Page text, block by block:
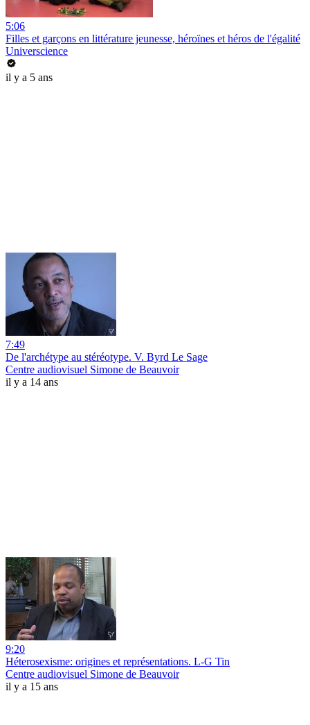
5:06
Filles et garçons en littérature jeunesse, héroïnes et héros de l'égalité
Universcience
il y a 5 ans
7:49
De l'archétype au stéréotype. V. Byrd Le Sage
Centre audiovisuel Simone de Beauvoir
il y a 14 ans
9:20
Héterosexisme: origines et représentations. L-G Tin
Centre audiovisuel Simone de Beauvoir
il y a 15 ans